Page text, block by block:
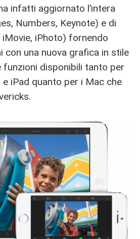
infatti aggiornato l’intera
Numbers, Keynote) e di
iMovie, iPhoto) fornendo
con una nuova grafica in stile
funzioni disponibili tanto per
iPad quanto per i Mac che